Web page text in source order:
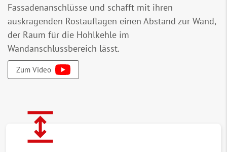
Fassadenanschlüsse und schafft mit ihren
auskragenden Rostauflagen einen Abstand zur Wand,
der Raum für die Hohlkehle im
Wandanschlussbereich lässt.
Zum Video
expand